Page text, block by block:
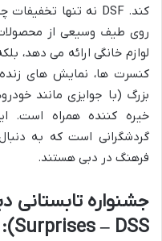
روی طیف وسیعی از محصولات
لوازم خانگی ارائه می دهد،
کنسرت ها، نمایش های
بزرگ (با جوایزی مانند
خیره کننده همراه است.
گردشگرانی است که به
فرهنگ در دبی هستند.
Surprises – DSS): حراج های تابستانی داغ